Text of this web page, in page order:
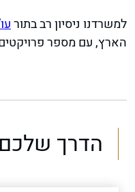
למשרדנו ניסיון רב בתור
הארץ, עם מספר
הדרך